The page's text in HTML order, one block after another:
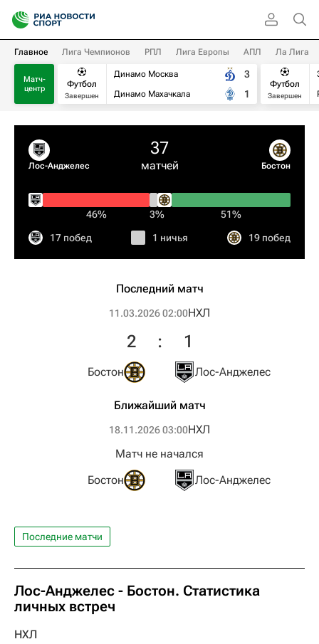
Главное Лига Чемпионов РПЛ Лига Европы АПЛ Ла Лига
Матч-
центр
Футбол
Завершен
Динамо Москва
Динамо Махачкала
3
1
Футбол
Завершен
Лос-Анджелес
37
матчей Бостон
46% 3% 51%
17 побед 1 ничья 19 побед
Последний матч
11.03.2026 02:00НХЛ
Бостон
2 : 1
Лос-Анджелес
Ближайший матч
18.11.2026 03:00НХЛ
Бостон
Матч не начался
Лос-Анджелес
Последние матчи
Лос-Анджелес - Бостон. Статистика
личных встреч
НХЛ